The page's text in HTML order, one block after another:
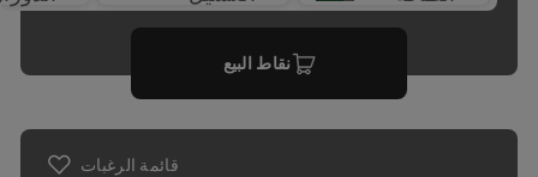
نقاط البيع
قائمة الرغبات